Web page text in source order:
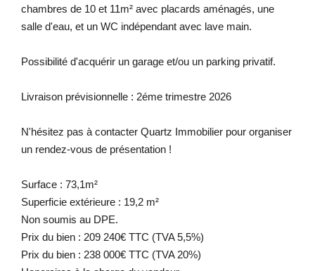
chambres de 10 et 11m² avec placards aménagés, une
salle d'eau, et un WC indépendant avec lave main.
Possibilité d'acquérir un garage et/ou un parking privatif.
Livraison prévisionnelle : 2éme trimestre 2026
N'hésitez pas à contacter Quartz Immobilier pour organiser
un rendez-vous de présentation !
Surface : 73,1m²
Superficie extérieure : 19,2 m²
Non soumis au DPE.
Prix du bien : 209 240€ TTC (TVA 5,5%)
Prix du bien : 238 000€ TTC (TVA 20%)